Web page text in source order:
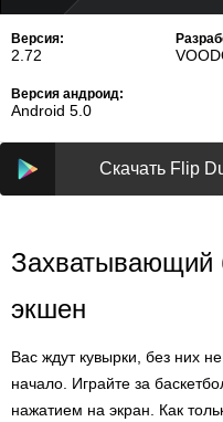
Версия:
2.72
Версия андроид:
Android 5.0
Скачать Flip
Захватывающий
экшен
Вас ждут кувырки, без них
начало. Играйте за
нажатием на экран. Как